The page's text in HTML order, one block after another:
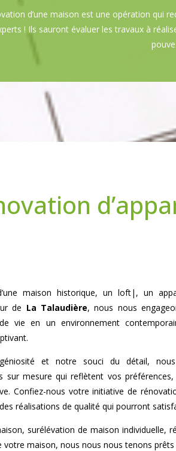
d’une maison est une opération qui
! Ils sauront évaluer les travaux à
d’une maison historique, un loft|, un
de La Talaudière, nous nous
vie en un environnement
et notre souci du détail,
sur mesure qui reflètent vos
Confiez-nous votre initiative de
réalisations de qualité qui pourront
surélévation de maison individuelle,
votre maison, nous nous nous tenons